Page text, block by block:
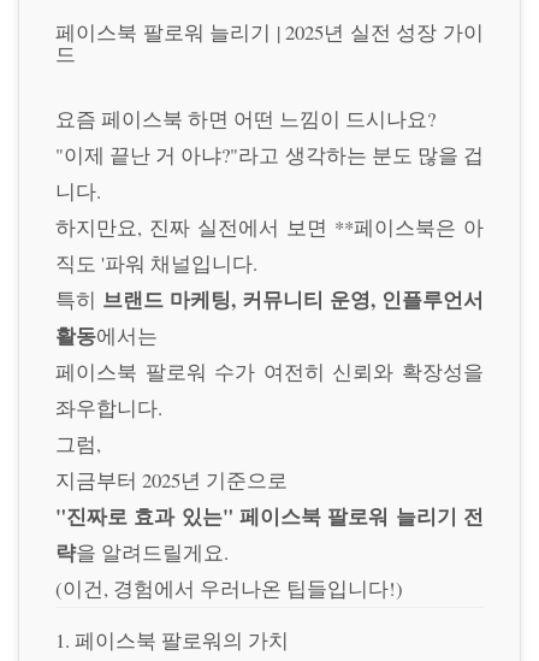
페이스북 팔로워 늘리기 | 2025년 실전 성장 가이
드
요즘 페이스북 하면 어떤 느낌이 드시나요?
"이제 끝난 거 아냐?"라고 생각하는 분도 많을 겁
니다.
하지만요, 진짜 실전에서 보면 **페이스북은 아
직도 '파워 채널입니다.
특히 브랜드 마케팅, 커뮤니티 운영, 인플루언서
활동에서는
페이스북 팔로워 수가 여전히 신뢰와 확장성을
좌우합니다.
그럼,
지금부터 2025년 기준으로
"진짜로 효과 있는" 페이스북 팔로워 늘리기 전
략을 알려드릴게요.
(이건, 경험에서 우러나온 팁들입니다!)
1. 페이스북 팔로워의 가치